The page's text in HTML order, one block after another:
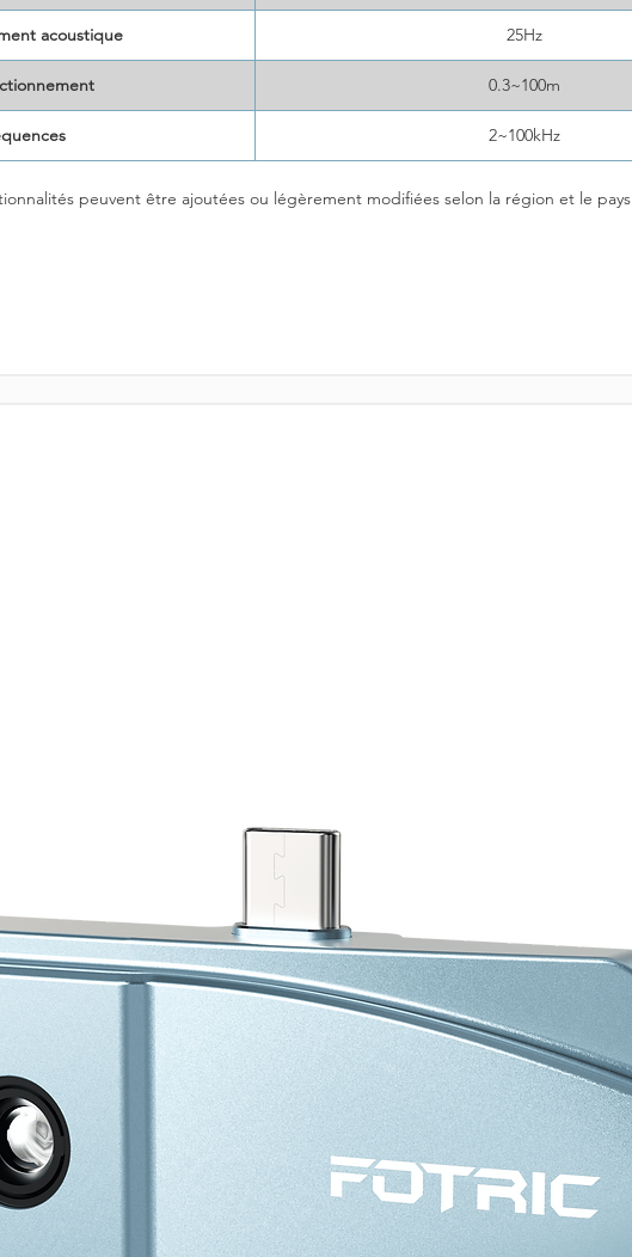
acoustique 25Hz
0.3~100m
2~100kHz
peuvent être ajoutées ou légèrement modifiées selon la région et le pays